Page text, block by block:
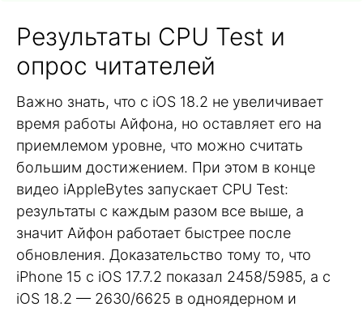
Результаты CPU Test и
опрос читателей
Важно знать, что с iOS 18.2 не увеличивает
время работы Айфона, но оставляет его на
приемлемом уровне, что можно считать
большим достижением. При этом в конце
видео iAppleBytes запускает CPU Test:
результаты с каждым разом все выше, а
значит Айфон работает быстрее после
обновления. Доказательство тому то, что
iPhone 15 с iOS 17.7.2 показал 2458/5985, а с
iOS 18.2 — 2630/6625 в одноядерном и